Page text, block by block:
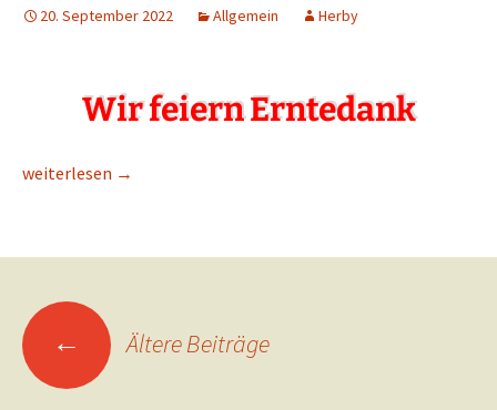
20. September 2022 Allgemein Herby
Wir feiern Erntedank
Wir feiern Erntedank
weiterlesen →
Beitragsnavigation
← Ältere Beiträge